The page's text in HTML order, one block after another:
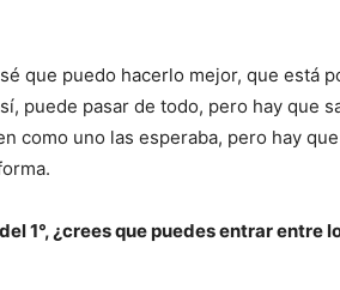
que puedo hacerlo mejor, que está
puede pasar de todo, pero hay que
como uno las esperaba, pero hay
1°, ¿crees que puedes entrar entre